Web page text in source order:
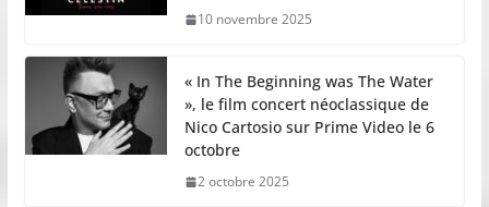
10 novembre 2025
« In The Beginning was The Water
», le film concert néoclassique de
Nico Cartosio sur Prime Video le 6
octobre
2 octobre 2025